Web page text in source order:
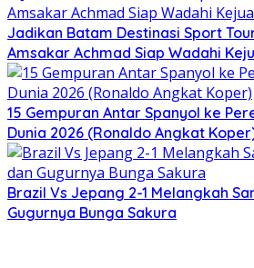
Jadikan Batam Destinasi Sport
Amsakar Achmad Siap Wadahi
15 Gempuran Antar Spanyol ke
Dunia 2026 (Ronaldo Angkat
Brazil Vs Jepang 2-1 Melangkah
Gugurnya Bunga Sakura